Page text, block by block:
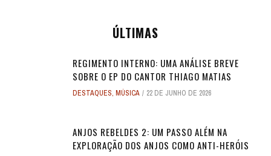
ÚLTIMAS
REGIMENTO INTERNO: UMA ANÁLISE BREVE
SOBRE O EP DO CANTOR THIAGO MATIAS
DESTAQUES, MÚSICA 22 DE JUNHO DE 2026
ANJOS REBELDES 2: UM PASSO ALÉM NA
EXPLORAÇÃO DOS ANJOS COMO ANTI-HERÓIS